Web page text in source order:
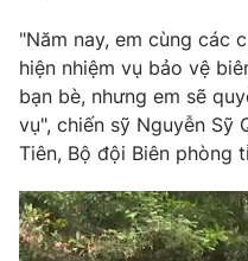
Giải sao mai
Sao
Làm đẹp
Chất lượng cuộc sống
Tuyển sinh
Học trực tuyến
Công nghệ
Hitech Công nghệ tương
Sản phẩm
Thị trường
Giao lưu trực tuyến
Lịch phát sóng
"Năm nay, em cùng các
hiện nhiệm vụ bảo vệ
bạn bè, nhưng em sẽ
vụ", chiến sỹ Nguyễn Sỹ
Tiên, Bộ đội Biên phòng